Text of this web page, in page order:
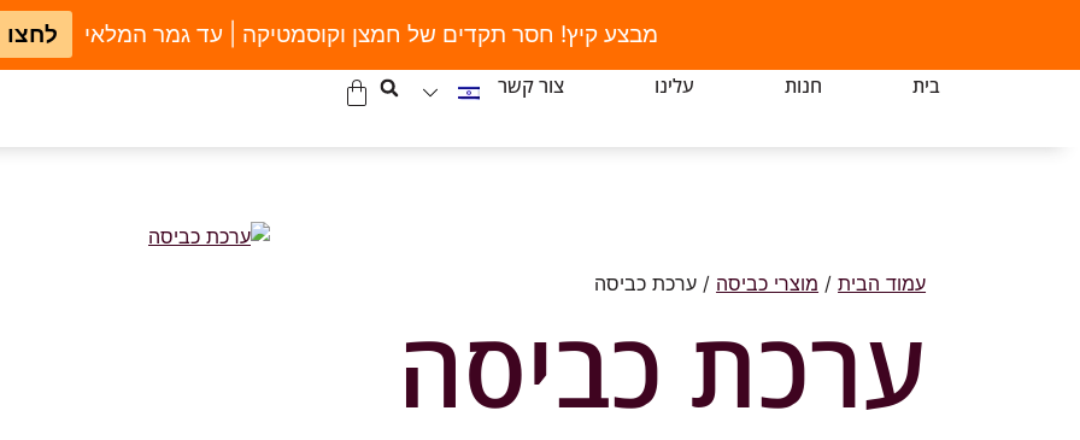
בית חנות עלינו צור קשר
עמוד הבית/ מוצרי כביסה / ערכת כביסה
ערכת כביסה
מבצע קיץ! חסר תקדים של חמצן וקוסמטיקה | עד גמר המלאי